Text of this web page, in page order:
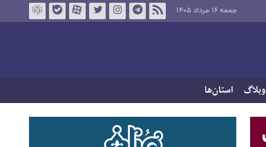
جمعه ۱۶ مرداد ۱۴۰۵
وبلاگ استان‌ها